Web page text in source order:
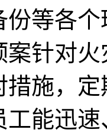
份等各
案针对
措施，
工能迅